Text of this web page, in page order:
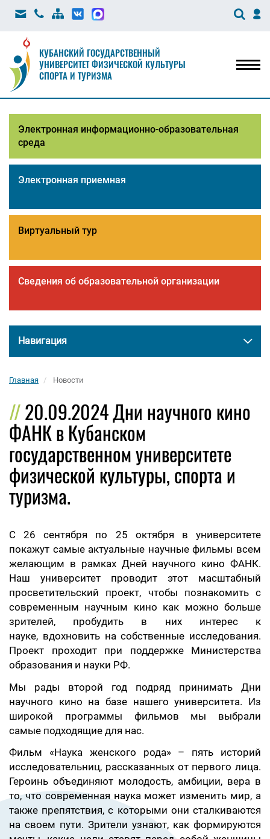
КУБАНСКИЙ ГОСУДАРСТВЕННЫЙ
УНИВЕРСИТЕТ ФИЗИЧЕСКОЙ КУЛЬТУРЫ
СПОРТА И ТУРИЗМА
Электронная информационно-образовательная
среда
Электронная приемная
Виртуальный тур
Сведения об образовательной организации
Навигация
Главная Новости
20.09.2024 Дни научного кино
ФАНК в Кубанском
государственном университете
физической культуры, спорта и
туризма.
С 26 сентября по 25 октября в университете
покажут самые актуальные научные фильмы всем
желающим в рамках Дней научного кино ФАНК.
Наш университет проводит этот масштабный
просветительский проект, чтобы познакомить с
современным научным кино как можно больше
зрителей, пробудить в них интерес к
науке, вдохновить на собственные исследования.
Проект проходит при поддержке Министерства
образования и науки РФ.
Мы рады второй год подряд принимать Дни
научного кино на базе нашего университета. Из
широкой программы фильмов мы выбрали
самые подходящие для нас.
Фильм «Наука женского рода» – пять историй
исследовательниц, рассказанных от первого лица.
Героинь объединяют молодость, амбиции, вера в
то, что современная наука может изменить мир, а
также препятствия, с которыми они сталкиваются
на своем пути. Зрители узнают, как формируются